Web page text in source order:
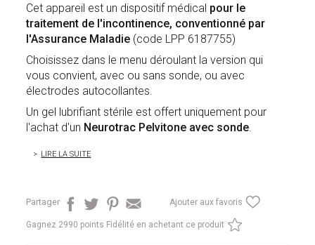
Cet appareil est un dispositif médical pour le
traitement de l'incontinence, conventionné par
l'Assurance Maladie (code LPP 6187755)
Choisissez dans le menu déroulant la version qui
vous convient, avec ou sans sonde, ou avec
électrodes autocollantes.
Un gel lubrifiant stérile est offert uniquement pour
l'achat d'un Neurotrac Pelvitone avec sonde
LIRE LA SUITE
Partager Ajouter aux favoris
Gagnez 2990 points Fidélité en achetant ce produit